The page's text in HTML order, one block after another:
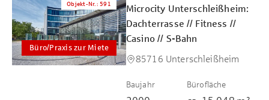
Büro/Praxis zur Miete
Objekt-Nr. : 591
Microcity Unterschleißheim:
Dachterrasse // Fitness //
Casino // S-Bahn
85716 Unterschleißheim
Baujahr Bürofläche